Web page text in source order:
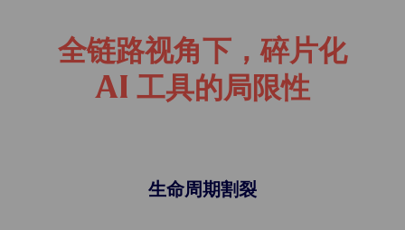
全链路视角下，碎片化
AI 工具的局限性
生命周期割裂